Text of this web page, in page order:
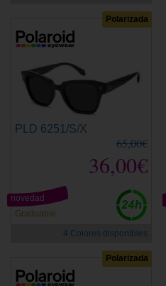
Polarizada
PLD 6251/S/X
65,00€
36,00€
Graduable
novedad
4 Colores disponibles
Polarizada